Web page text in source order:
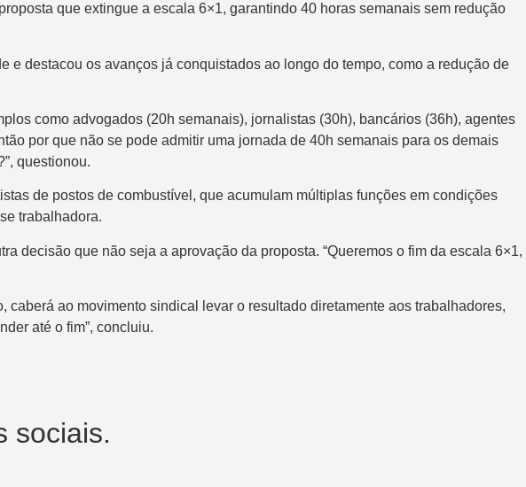
que extingue a escala 6×1, garantindo 40 horas semanais sem redução
destacou os avanços já conquistados ao longo do tempo, como a redução de
como advogados (20h semanais), jornalistas (30h), bancários (36h), agentes
por que não se pode admitir uma jornada de 40h semanais para os demais
questionou.
de postos de combustível, que acumulam múltiplas funções em condições
trabalhadora.
decisão que não seja a aprovação da proposta. “Queremos o fim da escala 6×1,
ao movimento sindical levar o resultado diretamente aos trabalhadores,
até o fim”, concluiu.
sociais.